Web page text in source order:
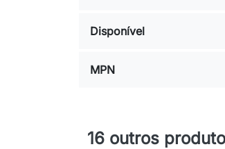
Disponível
MPN
16 outros